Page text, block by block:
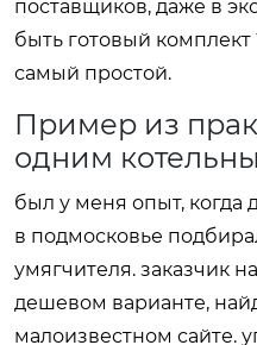
поставщиков, даже в
быть готовый комплект
самый простой.
Пример из
одним
был у меня опыт, когда
в подмосковье
умягчителя. заказчик
дешевом варианте,
малоизвестном сайте.